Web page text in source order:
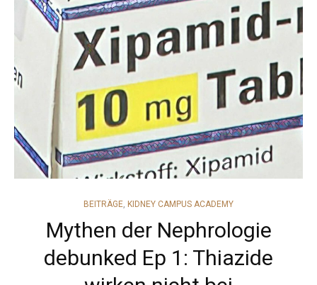
CATEGORIES
BEITRÄGE, KIDNEY CAMPUS ACADEMY
Mythen der Nephrologie
debunked Ep 1: Thiazide